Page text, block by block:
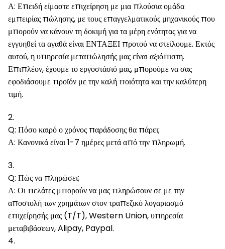
Α: Επειδή είμαστε επιχείρηση με μια πλούσια ομάδα
εμπειρίας πώλησης, με τους επαγγελματικούς μηχανικούς που
μπορούν να κάνουν τη δοκιμή για τα μέρη ενότητας για να
εγγυηθεί τα αγαθά είναι ΕΝΤΑΞΕΙ προτού να στείλουμε. Εκτός
αυτού, η υπηρεσία μεταπώλησής μας είναι αξιόπιστη.
Επιπλέον, έχουμε το εργοστάσιό μας, μπορούμε να σας
εφοδιάσουμε προϊόν με την καλή ποιότητα και την καλύτερη
τιμή.
2.
Q: Πόσο καιρό ο χρόνος παράδοσης θα πάρει;
Α: Κανονικά είναι 1-7 ημέρες μετά από την πληρωμή.
3.
Q: Πώς να πληρώσει;
Α: Οι πελάτες μπορούν να μας πληρώσουν σε με την
αποστολή των χρημάτων στον τραπεζικό λογαριασμό
επιχείρησής μας (T/T), Western Union, υπηρεσία
μεταβιβάσεων, Alipay, Paypal.
4.